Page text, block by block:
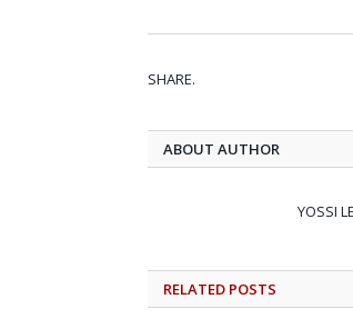
SHARE.
ABOUT AUTHOR
YOSSI
RELATED POSTS